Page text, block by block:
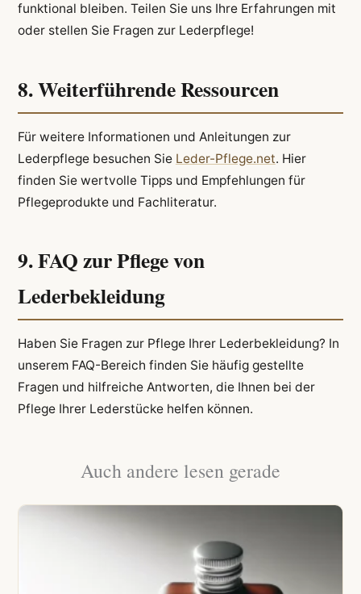
funktional bleiben. Teilen Sie uns Ihre Erfahrungen mit
oder stellen Sie Fragen zur Lederpflege!
8. Weiterführende Ressourcen
Für weitere Informationen und Anleitungen zur
Lederpflege besuchen Sie Leder-Pflege.net. Hier
finden Sie wertvolle Tipps und Empfehlungen für
Pflegeprodukte und Fachliteratur.
9. FAQ zur Pflege von
Lederbekleidung
Haben Sie Fragen zur Pflege Ihrer Lederbekleidung? In
unserem FAQ-Bereich finden Sie häufig gestellte
Fragen und hilfreiche Antworten, die Ihnen bei der
Pflege Ihrer Lederstücke helfen können.
Auch andere lesen gerade